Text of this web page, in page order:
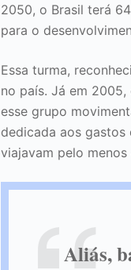
2050, o Brasil terá
para o
Essa turma,
no país. Já em
esse grupo
dedicada aos gastos
viajavam pelo
Aliás,